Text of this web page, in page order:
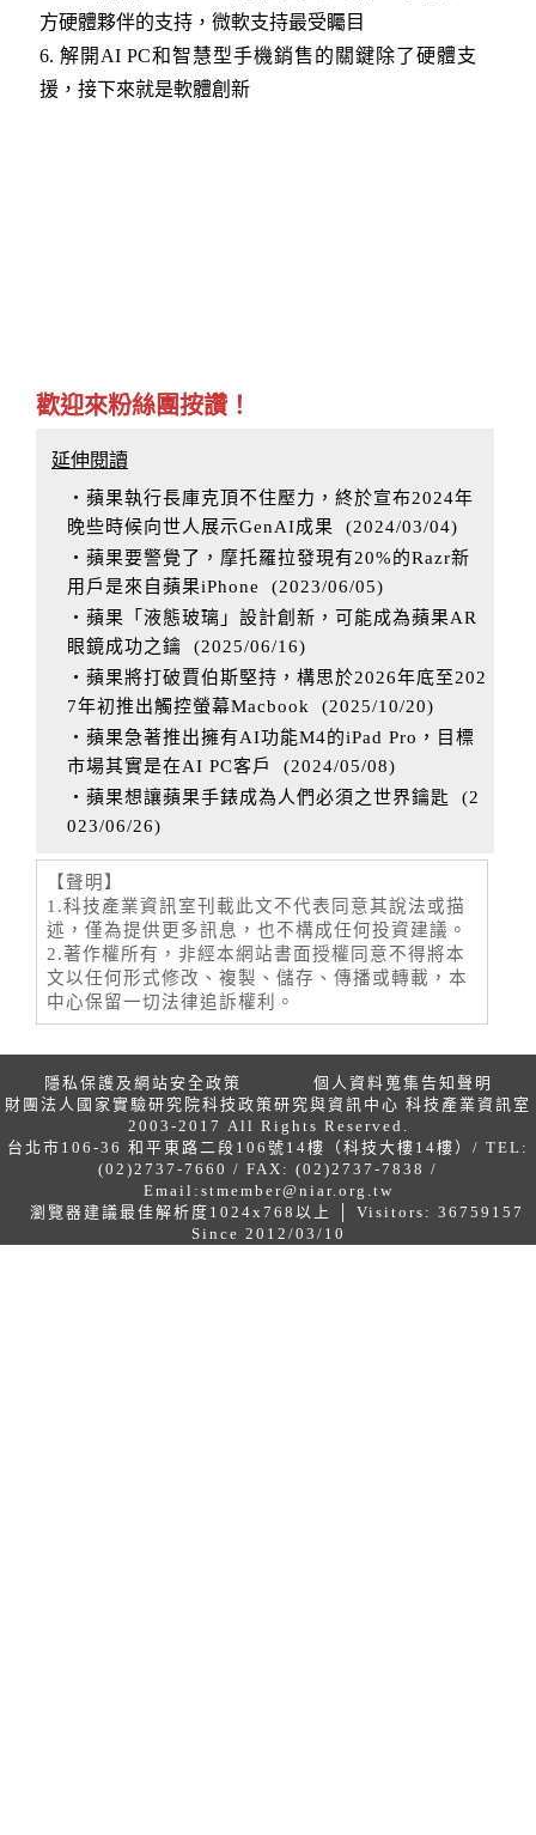
方硬體夥伴的支持，微軟支持最受矚目
6. 解開AI PC和智慧型手機銷售的關鍵除了硬體支
援，接下來就是軟體創新
歡迎來粉絲團按讚！
延伸閱讀
‧蘋果執行長庫克頂不住壓力，終於宣布2024年
晚些時候向世人展示GenAI成果
(2024/03/04)
‧蘋果要警覺了，摩托羅拉發現有20%的Razr新
用戶是來自蘋果iPhone
(2023/06/05)
‧蘋果「液態玻璃」設計創新，可能成為蘋果AR
眼鏡成功之鑰 (2025/06/16)
‧蘋果將打破賈伯斯堅持，構思於2026年底至202
7年初推出觸控螢幕Macbook
(2025/10/20)
‧蘋果急著推出擁有AI功能M4的iPad Pro，目標
市場其實是在AI PC客戶
(2024/05/08)
‧蘋果想讓蘋果手錶成為人們必須之世界鑰匙
(2
023/06/26)
【聲明】
1.科技產業資訊室刊載此文不代表同意其說法或描
述，僅為提供更多訊息，也不構成任何投資建議。
2.著作權所有，非經本網站書面授權同意不得將本
文以任何形式修改、複製、儲存、傳播或轉載，本
中心保留一切法律追訴權利。
隱私保護及網站安全政策
個人資料蒐集告知聲明
財團法人國家實驗研究院科技政策研究與資訊中心 科技產業資訊室
2003-2017 All Rights Reserved.
台北市106-36 和平東路二段106號14樓（科技大樓14樓）/ TEL:
(02)2737-7660 / FAX: (02)2737-7838 /
Email: stmember@niar.org.tw
瀏覽器建議最佳解析度1024x768以上 │ Visitors: 36759157
Since 2012/03/10